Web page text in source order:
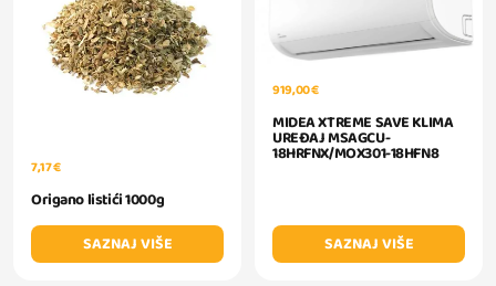
7,17 €
Origano listići 1000g
SAZNAJ VIŠE
919,00 €
MIDEA XTREME SAVE KLIMA
UREĐAJ MSAGCU-
18HRFNX/MOX301-18HFN8
SAZNAJ VIŠE